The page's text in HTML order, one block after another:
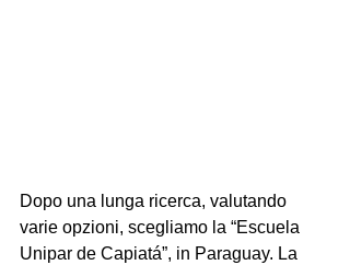
Dopo una lunga ricerca, valutando
varie opzioni, scegliamo la “Escuela
Unipar de Capiatá”, in Paraguay. La